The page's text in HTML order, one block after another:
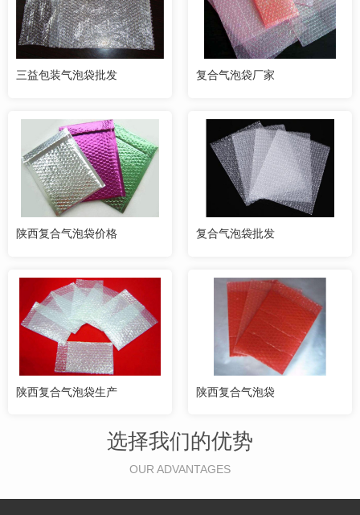
三益包装气泡袋批发 复合气泡袋厂家
陕西复合气泡袋价格 复合气泡袋批发
陕西复合气泡袋生产 陕西复合气泡袋
选择我们的优势
OUR ADVANTAGES